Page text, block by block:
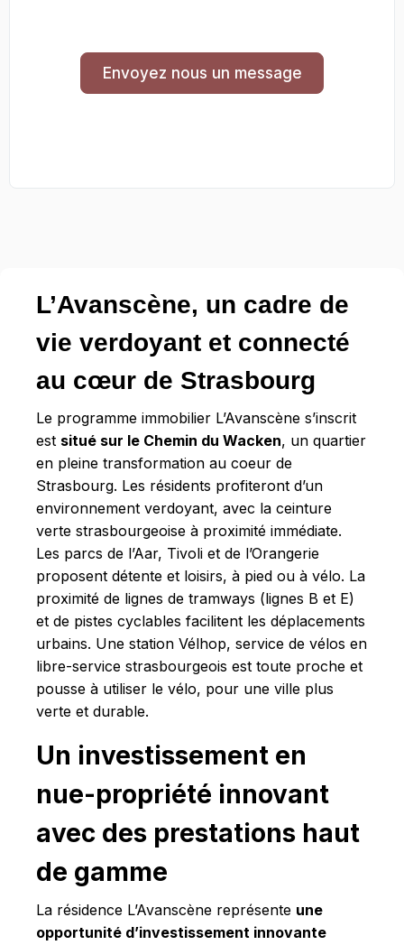
Envoyez nous un message
L’Avanscène, un cadre de
vie verdoyant et connecté
au cœur de Strasbourg
Le programme immobilier L’Avanscène s’inscrit
est situé sur le Chemin du Wacken, un quartier
en pleine transformation au coeur de
Strasbourg. Les résidents profiteront d’un
environnement verdoyant, avec la ceinture
verte strasbourgeoise à proximité immédiate.
Les parcs de l’Aar, Tivoli et de l’Orangerie
proposent détente et loisirs, à pied ou à vélo. La
proximité de lignes de tramways (lignes B et E)
et de pistes cyclables facilitent les déplacements
urbains. Une station Vélhop, service de vélos en
libre-service strasbourgeois est toute proche et
pousse à utiliser le vélo, pour une ville plus
verte et durable.
Un investissement en
nue-propriété innovant
avec des prestations haut
de gamme
La résidence L’Avanscène représente une
opportunité d’investissement innovante